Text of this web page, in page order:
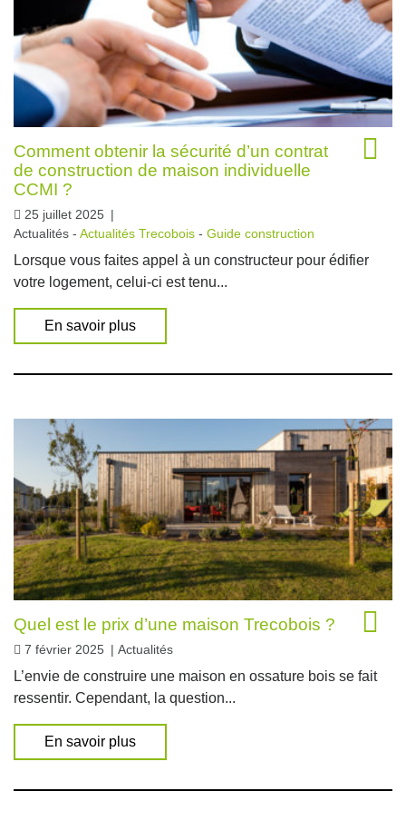
Comment obtenir la sécurité d’un contrat
de construction de maison individuelle
CCMI ?
25 juillet 2025 |
Actualités - Actualités Trecobois - Guide construction
Lorsque vous faites appel à un constructeur pour édifier
votre logement, celui-ci est tenu...
En savoir plus
Quel est le prix d’une maison Trecobois ?
7 février 2025 | Actualités
L’envie de construire une maison en ossature bois se fait
ressentir. Cependant, la question...
En savoir plus